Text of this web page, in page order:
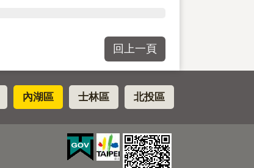
回上一頁
內湖區 士林區 北投區